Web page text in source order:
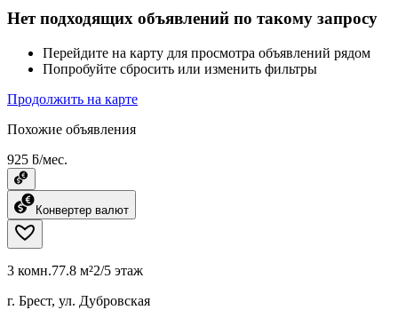
Нет подходящих объявлений по такому запросу
Перейдите на карту для просмотра объявлений рядом
Попробуйте сбросить или изменить фильтры
Продолжить на карте
Похожие объявления
925 ƃ/мес.
Конвертер валют
3 комн.77.8 м²2/5 этаж
г. Брест, ул. Дубровская